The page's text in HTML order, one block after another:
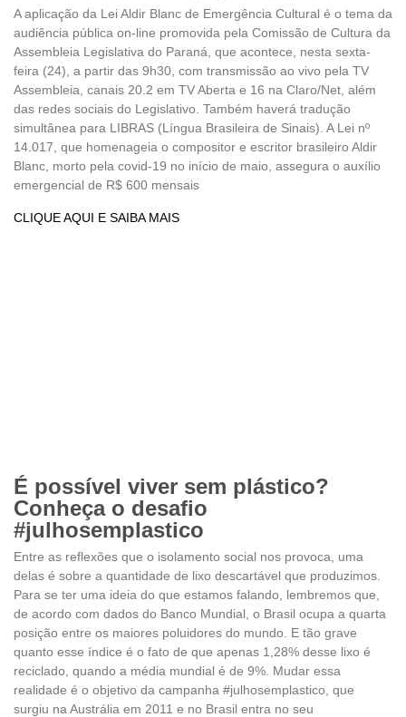
A aplicação da Lei Aldir Blanc de Emergência Cultural é o tema da
audiência pública on-line promovida pela Comissão de Cultura da
Assembleia Legislativa do Paraná, que acontece, nesta sexta-
feira (24), a partir das 9h30, com transmissão ao vivo pela TV
Assembleia, canais 20.2 em TV Aberta e 16 na Claro/Net, além
das redes sociais do Legislativo. Também haverá tradução
simultânea para LIBRAS (Língua Brasileira de Sinais). A Lei nº
14.017, que homenageia o compositor e escritor brasileiro Aldir
Blanc, morto pela covid-19 no início de maio, assegura o auxílio
emergencial de R$ 600 mensais
CLIQUE AQUI E SAIBA MAIS
É possível viver sem plástico?
Conheça o desafio
#julhosemplastico
Entre as reflexões que o isolamento social nos provoca, uma
delas é sobre a quantidade de lixo descartável que produzimos.
Para se ter uma ideia do que estamos falando, lembremos que,
de acordo com dados do Banco Mundial, o Brasil ocupa a quarta
posição entre os maiores poluidores do mundo. E tão grave
quanto esse índice é o fato de que apenas 1,28% desse lixo é
reciclado, quando a média mundial é de 9%. Mudar essa
realidade é o objetivo da campanha #julhosemplastico, que
surgiu na Austrália em 2011 e no Brasil entra no seu